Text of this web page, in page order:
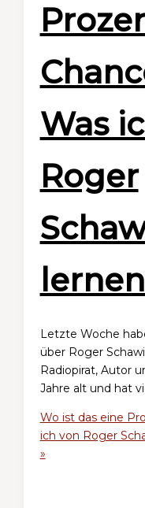
Was
Roger
Letzte Woche
über Roger
Radiopirat, Autor
Jahre alt und hat
Wo ist das eine
ich von Roger
»